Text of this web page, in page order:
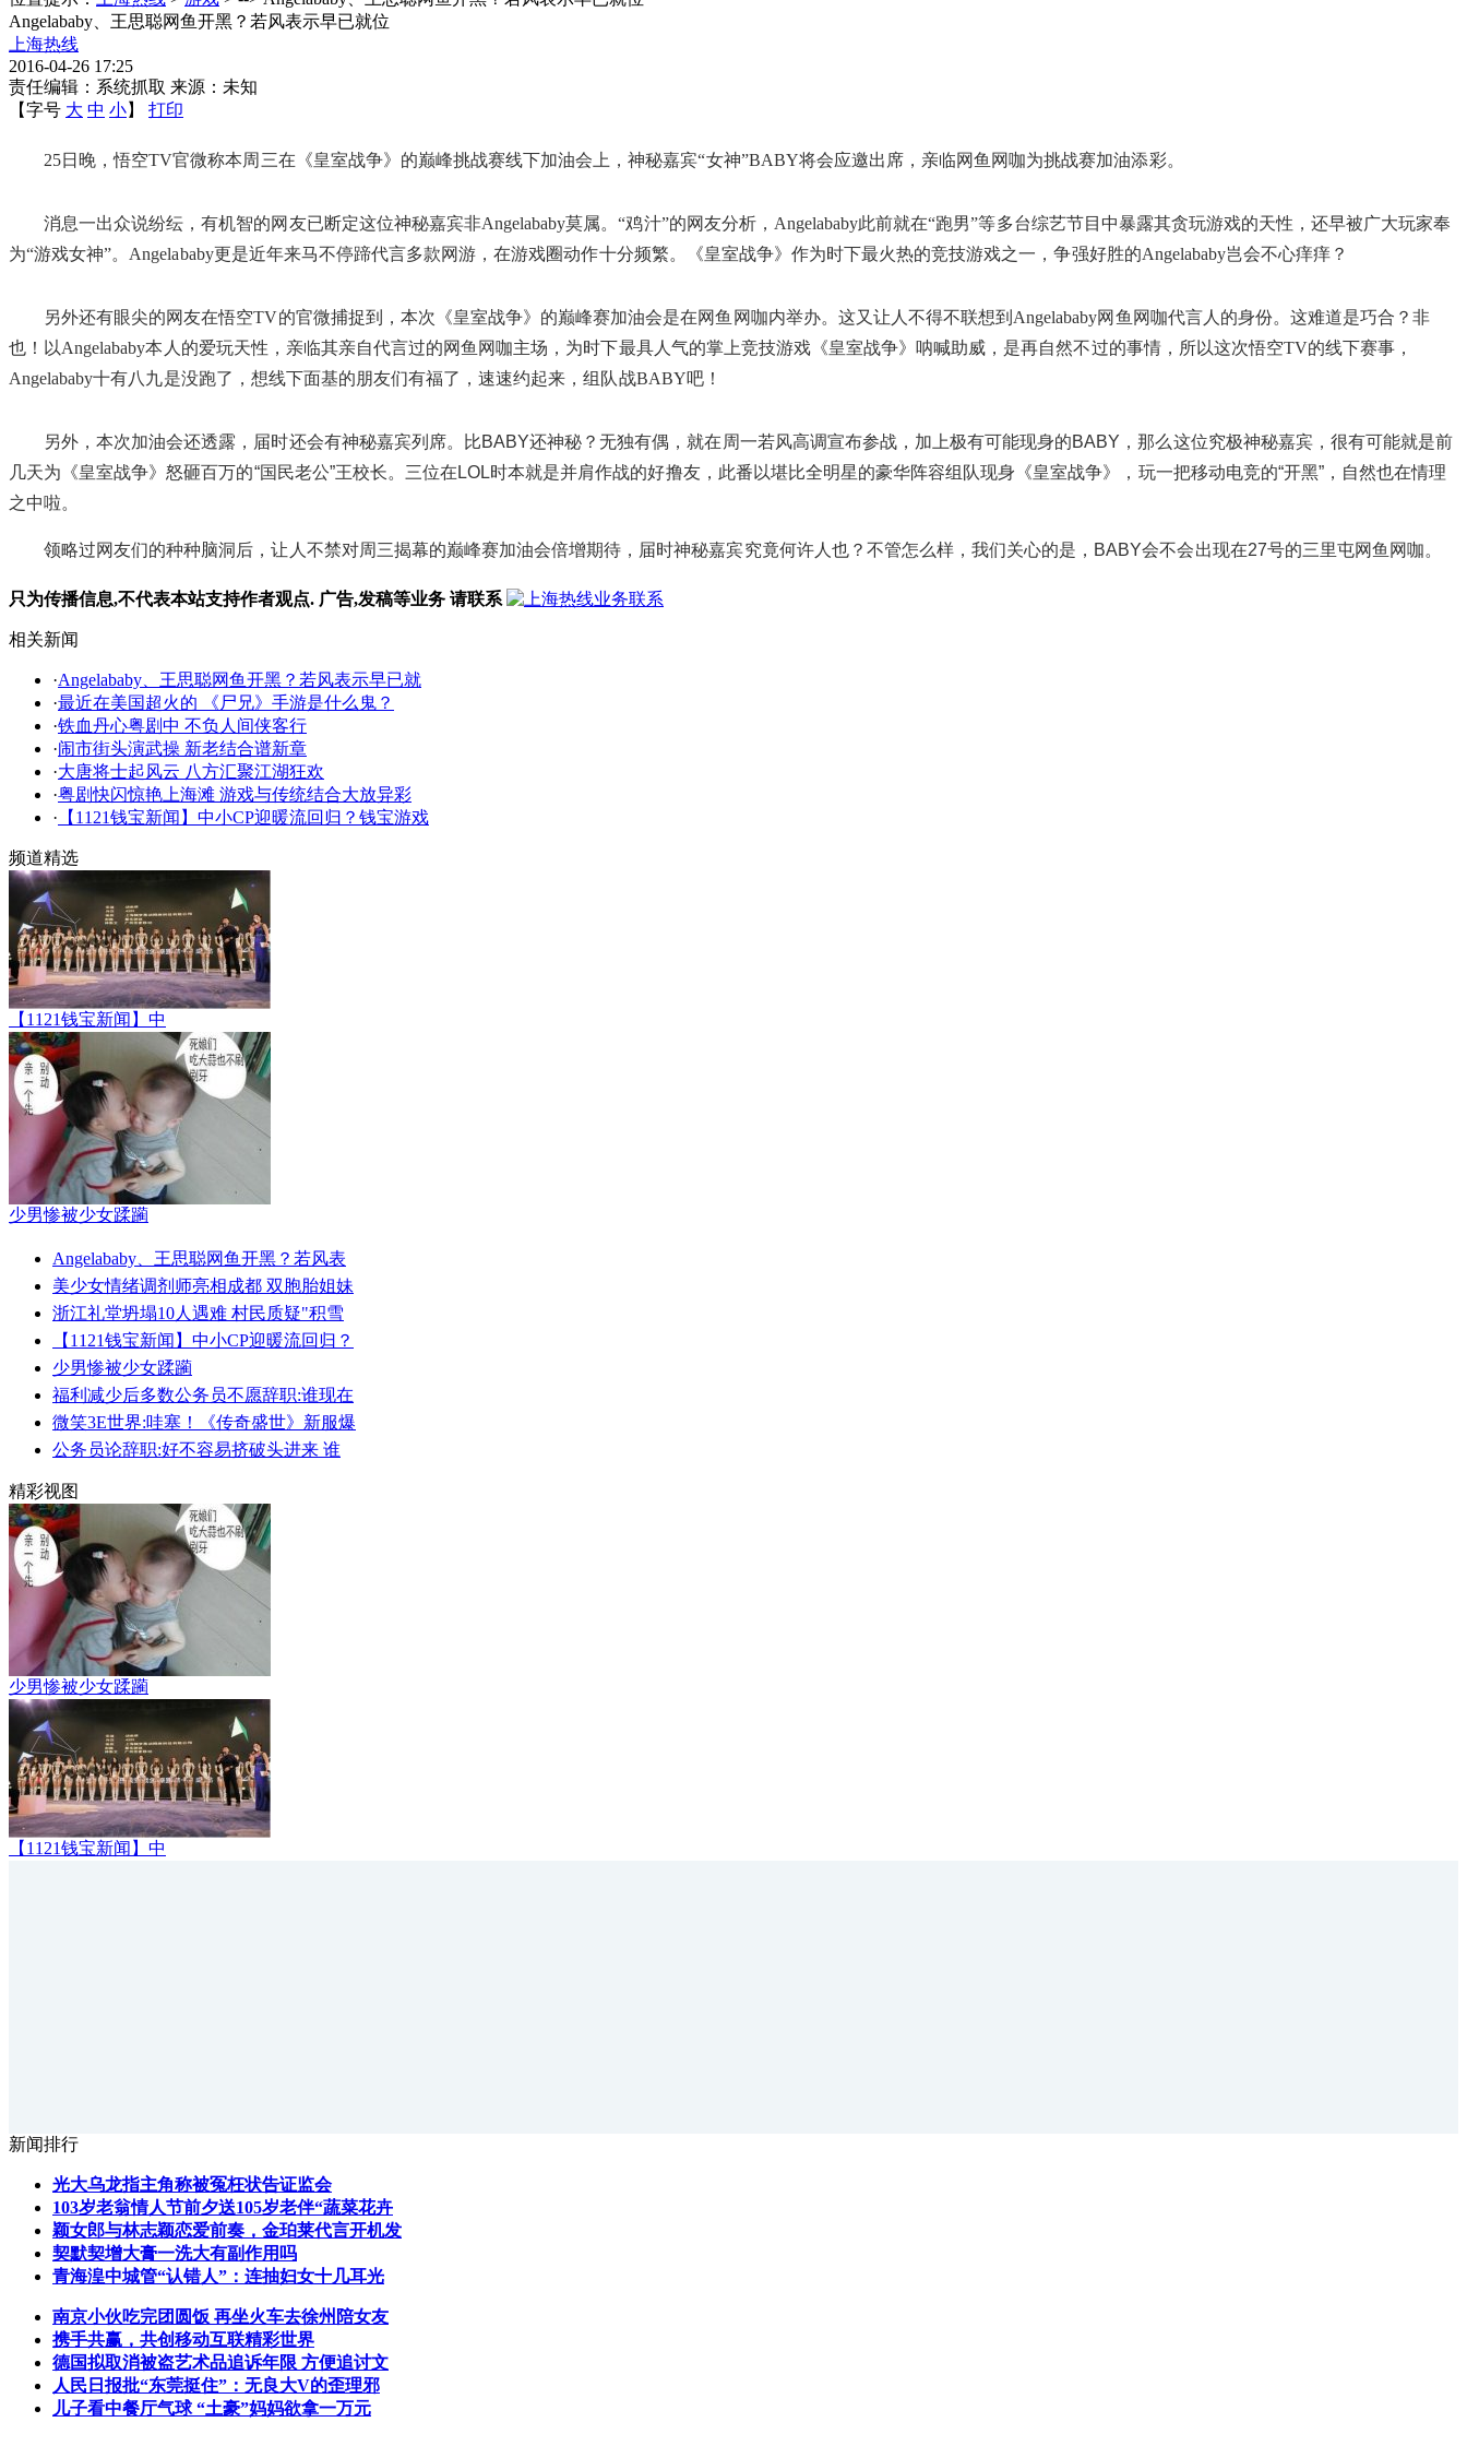
Angelababy、王思聪网鱼开黑？若风表示早已就位
上海热线
2016-04-26 17:25
责任编辑：系统抓取 来源：未知
【字号 大 中 小】 打印
25日晚，悟空TV官微称本周三在《皇室战争》的巅峰挑战赛线下加油会上，神秘嘉宾“女神”BABY将会应邀出席，亲临网鱼网咖为挑战赛加油添彩。
消息一出众说纷纭，有机智的网友已断定这位神秘嘉宾非Angelababy莫属。“鸡汁”的网友分析，Angelababy此前就在“跑男”等多台综艺节目中暴露其贪玩游戏的天性，还早被广大玩家奉
为“游戏女神”。Angelababy更是近年来马不停蹄代言多款网游，在游戏圈动作十分频繁。《皇室战争》作为时下最火热的竞技游戏之一，争强好胜的Angelababy岂会不心痒痒？
另外还有眼尖的网友在悟空TV的官微捕捉到，本次《皇室战争》的巅峰赛加油会是在网鱼网咖内举办。这又让人不得不联想到Angelababy网鱼网咖代言人的身份。这难道是巧合？非
也！以Angelababy本人的爱玩天性，亲临其亲自代言过的网鱼网咖主场，为时下最具人气的掌上竞技游戏《皇室战争》呐喊助威，是再自然不过的事情，所以这次悟空TV的线下赛事，
Angelababy十有八九是没跑了，想线下面基的朋友们有福了，速速约起来，组队战BABY吧！
另外，本次加油会还透露，届时还会有神秘嘉宾列席。比BABY还神秘？无独有偶，就在周一若风高调宣布参战，加上极有可能现身的BABY，那么这位究极神秘嘉宾，很有可能就是前
几天为《皇室战争》怒砸百万的“国民老公”王校长。三位在LOL时本就是并肩作战的好撸友，此番以堪比全明星的豪华阵容组队现身《皇室战争》，玩一把移动电竞的“开黑”，自然也在情理
之中啦。
领略过网友们的种种脑洞后，让人不禁对周三揭幕的巅峰赛加油会倍增期待，届时神秘嘉宾究竟何许人也？不管怎么样，我们关心的是，BABY会不会出现在27号的三里屯网鱼网咖。
只为传播信息,不代表本站支持作者观点. 广告,发稿等业务 请联系
相关新闻
·Angelababy、王思聪网鱼开黑？若风表示早已就
·最近在美国超火的 《尸兄》手游是什么鬼？
·铁血丹心粤剧中 不负人间侠客行
·闹市街头演武操 新老结合谱新章
·大唐将士起风云 八方汇聚江湖狂欢
·粤剧快闪惊艳上海滩 游戏与传统结合大放异彩
· 【1121钱宝新闻】中小CP迎暖流回归？钱宝游戏
频道精选
【1121钱宝新闻】中
少男惨被少女蹂躏
Angelababy、王思聪网鱼开黑？若风表
美少女情绪调剂师亮相成都 双胞胎姐妹
浙江礼堂坍塌10人遇难 村民质疑"积雪
【1121钱宝新闻】中小CP迎暖流回归？
少男惨被少女蹂躏
福利减少后多数公务员不愿辞职:谁现在
微笑3E世界:哇塞！《传奇盛世》新服爆
公务员论辞职:好不容易挤破头进来 谁
精彩视图
少男惨被少女蹂躏
【1121钱宝新闻】中
新闻排行
光大乌龙指主角称被冤枉状告证监会
103岁老翁情人节前夕送105岁老伴“蔬菜花卉
颖女郎与林志颖恋爱前奏，金珀莱代言开机发
契默契增大膏一洗大有副作用吗
青海湟中城管“认错人”：连抽妇女十几耳光
南京小伙吃完团圆饭 再坐火车去徐州陪女友
携手共赢，共创移动互联精彩世界
德国拟取消被盗艺术品追诉年限 方便追讨文
人民日报批“东莞挺住”：无良大V的歪理邪
儿子看中餐厅气球 “土豪”妈妈欲拿一万元